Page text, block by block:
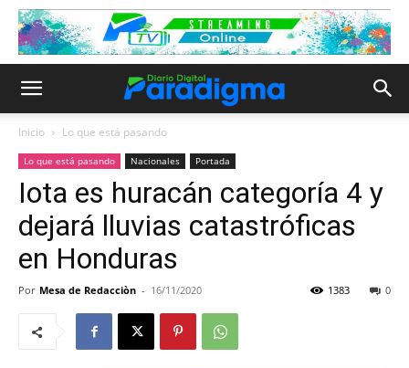
Inicio Lo que está pasando
Lo que está pasando Nacionales Portada
Iota es huracán categoría 4 y
dejará lluvias catastróficas
en Honduras
Por Mesa de Redacciòn - 16/11/2020 0
1383